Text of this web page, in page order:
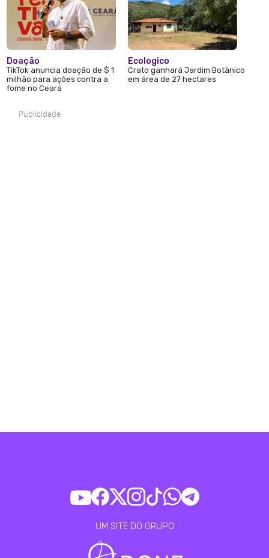
Doação
TikTok anuncia doação de $ 1
milhão para ações contra a
fome no Ceará
Ecologico
Crato ganhará Jardim Botânico
em área de 27 hectares
Publicidade
UM SITE DO GRUPO